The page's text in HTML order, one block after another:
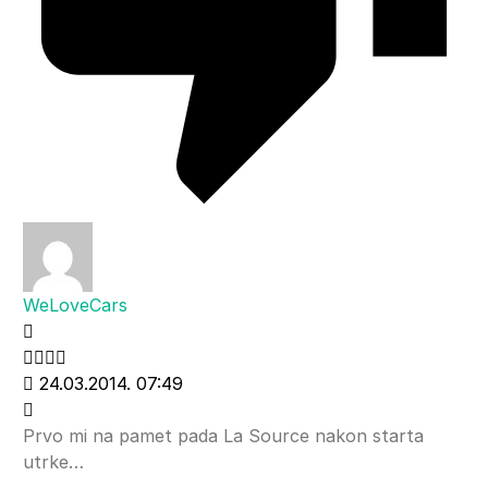
WeLoveCars
24.03.2014. 07:49
Prvo mi na pamet pada La Source nakon starta
utrke…